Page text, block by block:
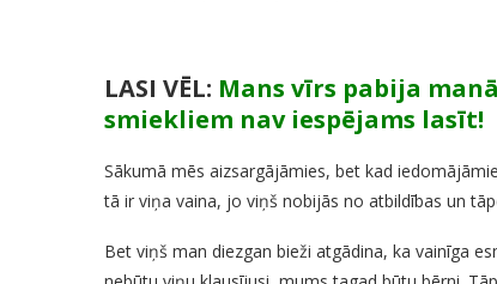
LASI VĒL: Mans vīrs pabija
smiekliem nav iespējams lasīt!
Sākumā mēs aizsargājāmies, bet kad
tā ir viņa vaina, jo viņš nobijās no atbildības un
Bet viņš man diezgan bieži atgādina, ka vainīga